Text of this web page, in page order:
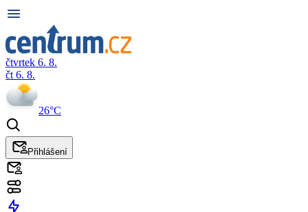
čtvrtek 6. 8.
čt 6. 8.
26°C
Přihlášení